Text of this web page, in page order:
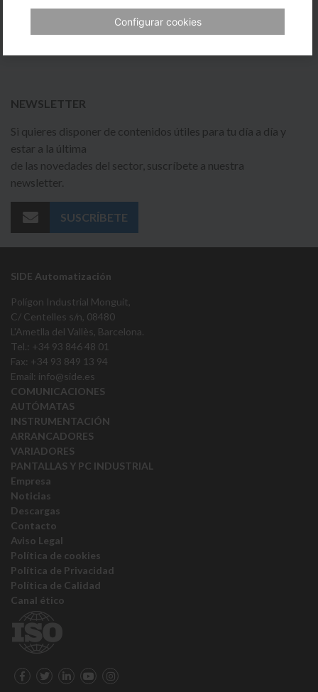
NEWSLETTER
Si quieres disponer de contenidos útiles para tu día a día y
estar a la última
de las novedades del sector, suscríbete a nuestra
newsletter.
SUSCRÍBETE
SIDE Automatización
Polígon Industrial Monguit,
C/ Centelles s/n, 08480
L'Ametlla del Vallès, Barcelona.
Tel.: +34 93 846 48 01
Fax: +34 93 849 13 94
Email: info@side.es
COMUNICACIONES
AUTÓMATAS
INSTRUMENTACIÓN
ARRANCADORES
VARIADORES
PANTALLAS Y PC INDUSTRIAL
Empresa
Noticias
Descargas
Contacto
Aviso Legal
Política de cookies
Política de Privacidad
Política de Calidad
Canal ético
Configurar cookies